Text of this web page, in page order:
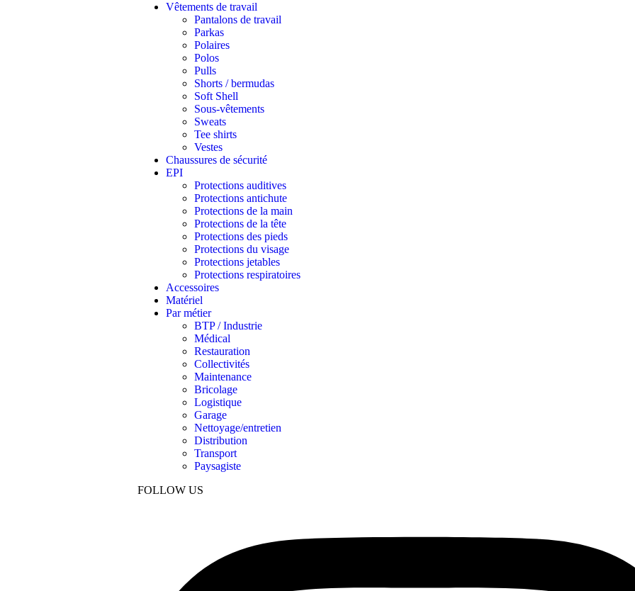
Vêtements de travail
Pantalons de travail
Parkas
Polaires
Polos
Pulls
Shorts / bermudas
Soft Shell
Sous-vêtements
Sweats
Tee shirts
Vestes
Chaussures de sécurité
EPI
Protections auditives
Protections antichute
Protections de la main
Protections de la tête
Protections des pieds
Protections du visage
Protections jetables
Protections respiratoires
Accessoires
Matériel
Par métier
BTP / Industrie
Médical
Restauration
Collectivités
Maintenance
Bricolage
Logistique
Garage
Nettoyage/entretien
Distribution
Transport
Paysagiste
FOLLOW US